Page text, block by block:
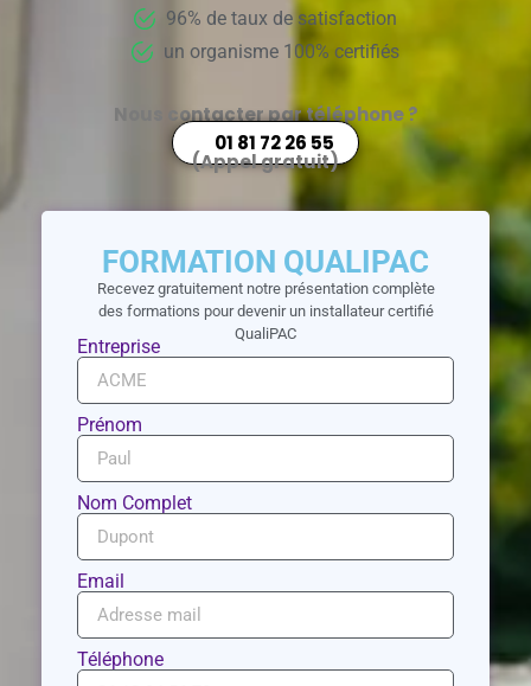
96% de taux de satisfaction
un organisme 100% certifiés
Nous contacter par téléphone ?
01 81 72 26 55
(Appel gratuit)
FORMATION QUALIPAC
Recevez gratuitement notre présentation complète
des formations pour devenir un installateur certifié
QualiPAC
Entreprise
Prénom
Nom Complet
Email
Téléphone